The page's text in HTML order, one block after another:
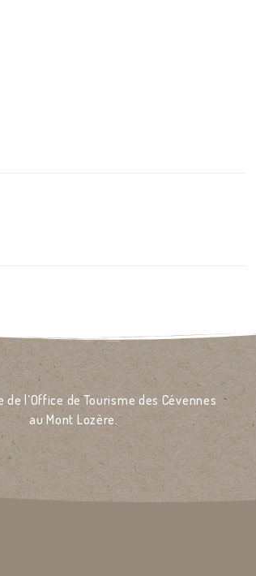
de l’Office de Tourisme des Cévennes
au Mont Lozère.